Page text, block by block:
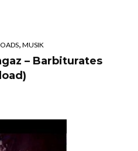
, MUSIK
– Barbiturates